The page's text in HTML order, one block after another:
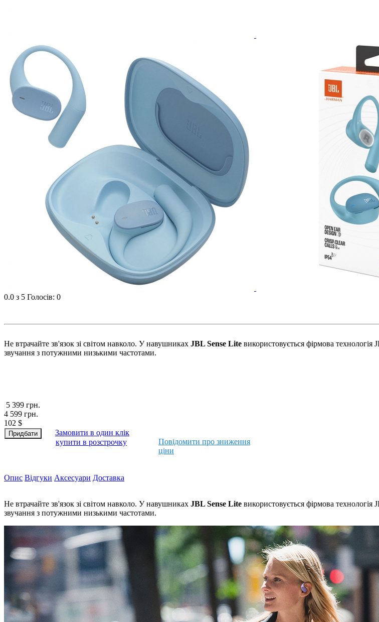
0.0 з 5 Голосів: 0
Не втрачайте зв'язок зі світом навколо. У навушниках JBL Sense Lite використовується фірмова технологія
звучання з потужними низькими частотами.
5 399 грн.
4 599 грн.
102 $
Замовити в один клік
купити в розстрочку
Повідомити про зниження
ціни
Опис Відгуки Аксесуари Доставка
Не втрачайте зв'язок зі світом навколо. У навушниках JBL Sense Lite використовується фірмова технологія
звучання з потужними низькими частотами.